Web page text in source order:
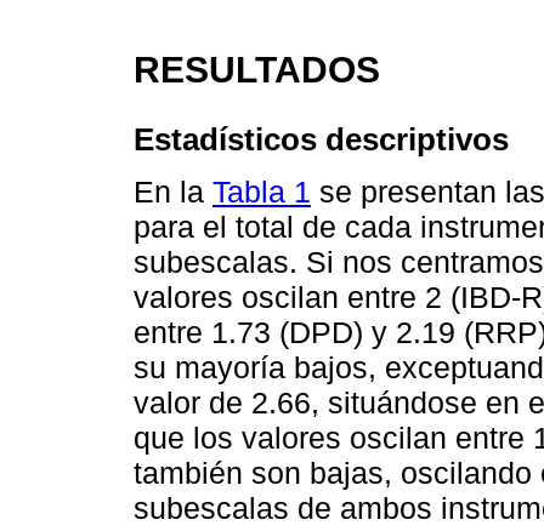
RESULTADOS
Estadísticos descriptivos
En la Tabla 1 se presentan
para el total de cada
subescalas. Si nos
valores oscilan entre 2 (IBD-
entre 1.73 (DPD) y 2.19
su mayoría bajos,
valor de 2.66, situándose en
que los valores oscilan entre
también son bajas,
subescalas de ambos